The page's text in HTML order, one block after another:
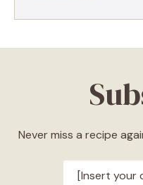
Never miss a recipe
[Insert your